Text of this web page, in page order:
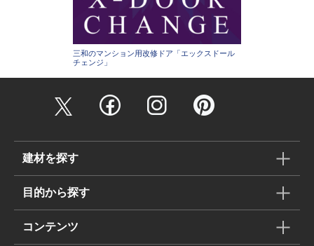
三和のマンション用改修ドア「エックスドール
チェンジ」
建材を探す
目的から探す
コンテンツ